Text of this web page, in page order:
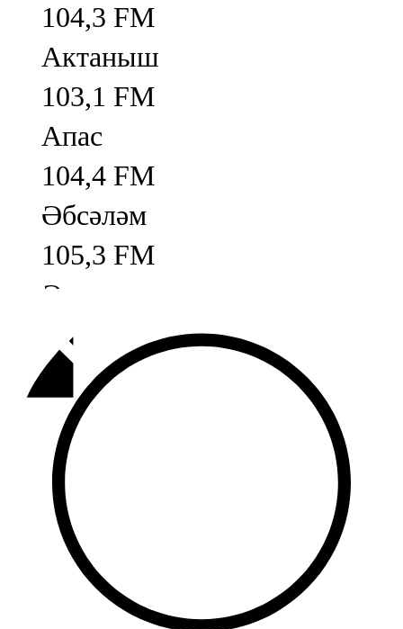
104,3 FM
Актаныш
103,1 FM
Апас
104,4 FM
Әбсәләм
105,3 FM
Әлмәт
92,9 FM
Базарлы матак
107,1 FM
Балык бистәсе
104,9 FM
Баулы
107,5 FM
Биләр